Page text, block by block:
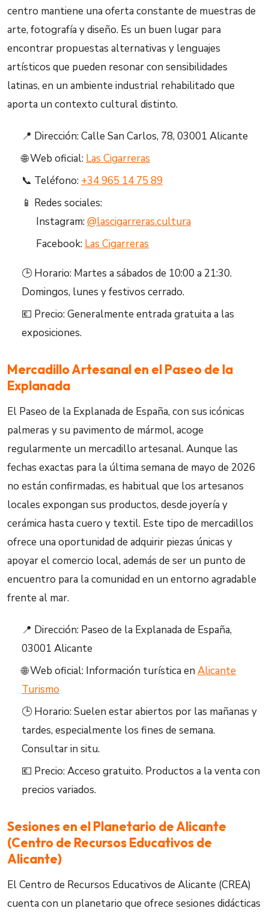
centro mantiene una oferta constante de muestras de
arte, fotografía y diseño. Es un buen lugar para
encontrar propuestas alternativas y lenguajes
artísticos que pueden resonar con sensibilidades
latinas, en un ambiente industrial rehabilitado que
aporta un contexto cultural distinto.
📍 Dirección: Calle San Carlos, 78, 03001 Alicante
🌐 Web oficial: Las Cigarreras
📞 Teléfono: +34 965 14 75 89
📱 Redes sociales:
Instagram:@lascigarreras.cultura
Facebook: Las Cigarreras
🕒 Horario: Martes a sábados de 10:00 a 21:30.
Domingos, lunes y festivos cerrado.
💶 Precio: Generalmente entrada gratuita a las
exposiciones.
Mercadillo Artesanal en el Paseo de la
Explanada
El Paseo de la Explanada de España, con sus icónicas
palmeras y su pavimento de mármol, acoge
regularmente un mercadillo artesanal. Aunque las
fechas exactas para la última semana de mayo de 2026
no están confirmadas, es habitual que los artesanos
locales expongan sus productos, desde joyería y
cerámica hasta cuero y textil. Este tipo de mercadillos
ofrece una oportunidad de adquirir piezas únicas y
apoyar el comercio local, además de ser un punto de
encuentro para la comunidad en un entorno agradable
frente al mar.
📍 Dirección: Paseo de la Explanada de España,
03001 Alicante
🌐 Web oficial: Información turística en Alicante
Turismo
🕒 Horario: Suelen estar abiertos por las mañanas y
tardes, especialmente los fines de semana.
Consultar in situ.
💶 Precio: Acceso gratuito. Productos a la venta con
precios variados.
Sesiones en el Planetario de Alicante
(Centro de Recursos Educativos de
Alicante)
El Centro de Recursos Educativos de Alicante (CREA)
cuenta con un planetario que ofrece sesiones didácticas